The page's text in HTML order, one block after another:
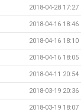
2018-04-28 17:27
2018-04-16 18:46
2018-04-16 18:10
2018-04-16 18:05
2018-04-11 20:54
2018-03-19 20:36
2018-03-19 18:07